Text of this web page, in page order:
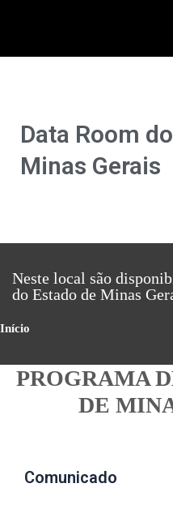
Data Room
Minas Gerais
Neste local são
do Estado de Minas
Início
PROGRAMA
DE
Comunicado